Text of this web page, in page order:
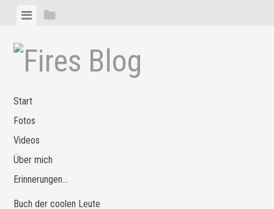
Zum
springen
MenüSeitenleiste
Start
Fotos
Videos
Über mich
Erinnerungen…
Buch der coolen Leute